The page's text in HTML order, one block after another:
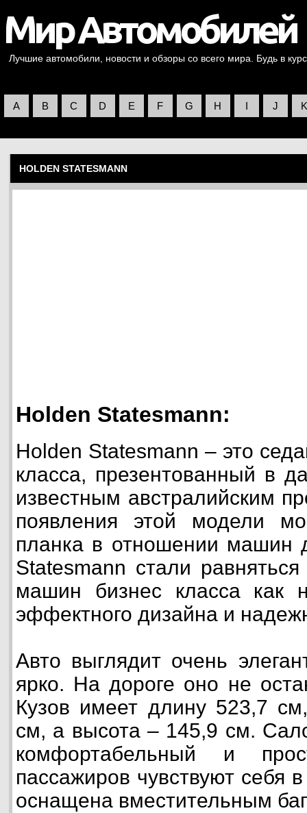
Лучшие автомобили, новости и обзоры со всего мира. Будь в
A B C D E F G H I J K
HOLDEN STATESMANN
Holden Statesmann:
Holden Statesmann – это
класса, презентованный в
известным австралийским
появления этой модели
планка в отношении машин
Statesmann стали
машин бизнес класса как
эффектного дизайна и
Авто выглядит очень
ярко. На дороге оно не
Кузов имеет длину 523,7
см, а высота – 145,9 см.
комфортабельный и
пассажиров чувствуют
оснащена вместительным